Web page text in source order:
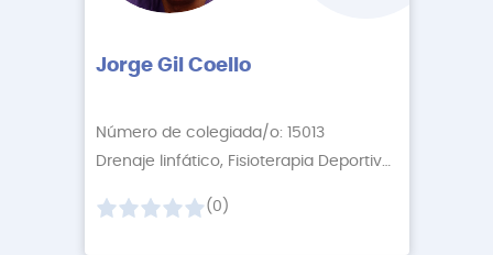
Jorge Gil Coello
Número de colegiada/o: 15013
Drenaje linfático, Fisioterapia Deportiva
(0)